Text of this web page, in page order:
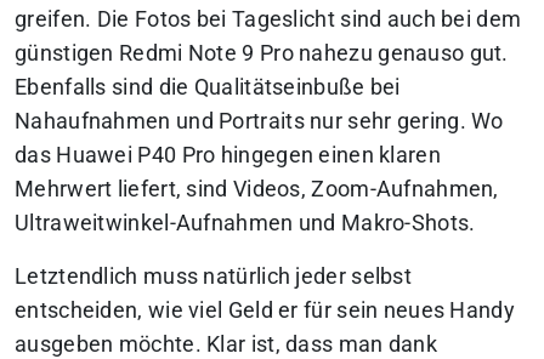
greifen. Die Fotos bei Tageslicht sind auch bei dem
günstigen Redmi Note 9 Pro nahezu genauso gut.
Ebenfalls sind die Qualitätseinbuße bei
Nahaufnahmen und Portraits nur sehr gering. Wo
das Huawei P40 Pro hingegen einen klaren
Mehrwert liefert, sind Videos, Zoom-Aufnahmen,
Ultraweitwinkel-Aufnahmen und Makro-Shots.
Letztendlich muss natürlich jeder selbst
entscheiden, wie viel Geld er für sein neues Handy
ausgeben möchte. Klar ist, dass man dank